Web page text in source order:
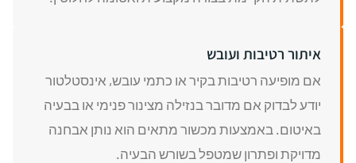
איתור רטיבות ועובש
אם מופיעה רטיבות בקיר או כתמי עובש, אינסטלטור
יודע לבדוק אם מדובר בנזילה מצינור פנימי או בבעיה
באיטום. באמצעות מכשור מתאים הוא נותן אבחנה
מדויקת ופתרון שמטפל בשורש הבעיה.